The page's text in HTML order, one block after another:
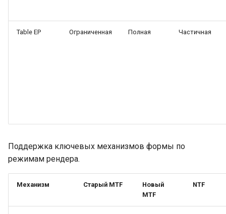
Социальная сеть
Table EP Ограниченная Полная Частичная
Поддержка ключевых механизмов формы по
режимам рендера.
Механизм Старый MTF
Новый
MTF
NTF